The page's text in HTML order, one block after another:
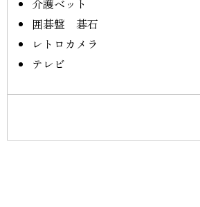
介護ベット
囲碁盤 碁石
レトロカメラ
テレビ